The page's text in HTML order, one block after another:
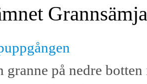
Grannsämja
granne på nedre